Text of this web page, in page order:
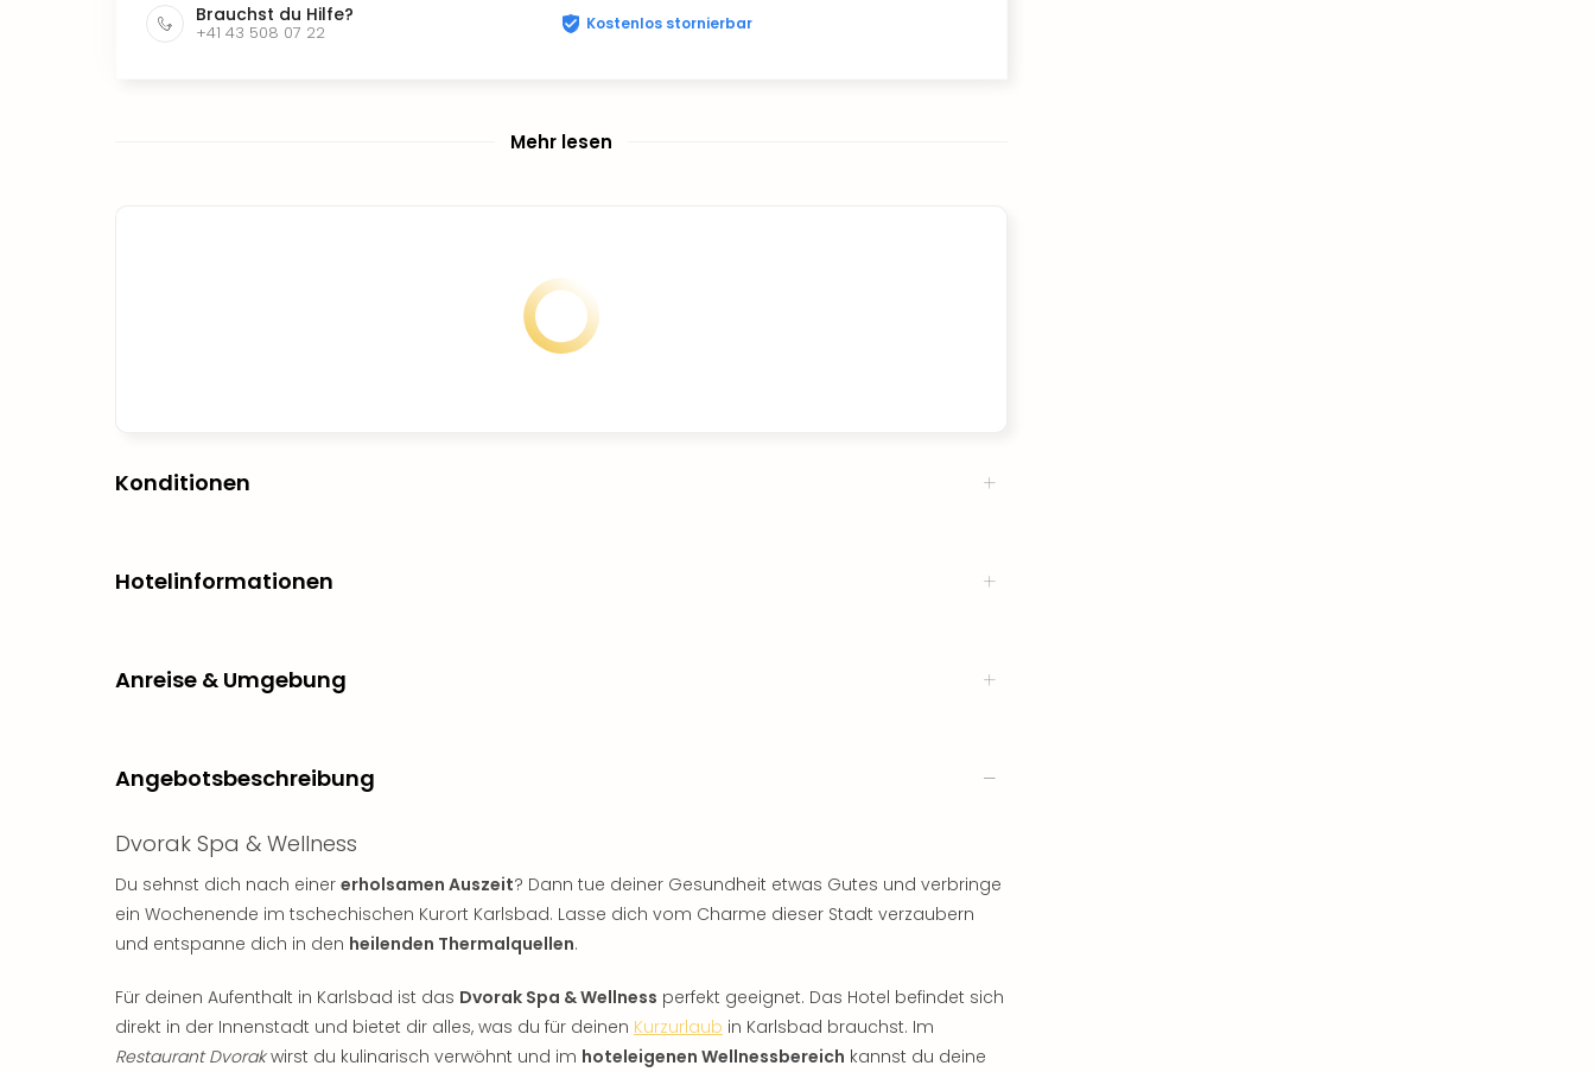
Brauchst du Hilfe?
+41 43 508 07 22 Kostenlos stornierbar
Mehr lesen
Konditionen
Hotelinformationen
Anreise & Umgebung
Angebotsbeschreibung
Dvorak Spa & Wellness
Du sehnst dich nach einer erholsamen Auszeit? Dann tue deiner Gesundheit etwas Gutes und verbringe
ein Wochenende im tschechischen Kurort Karlsbad. Lasse dich vom Charme dieser Stadt verzaubern
und entspanne dich in den heilenden Thermalquellen.
Für deinen Aufenthalt in Karlsbad ist das Dvorak Spa & Wellness perfekt geeignet. Das Hotel befindet sich
direkt in der Innenstadt und bietet dir alles, was du für deinen Kurzurlaub in Karlsbad brauchst. Im
Restaurant Dvorakwirst du kulinarisch verwöhnt und im hoteleigenen Wellnessbereich kannst du deine